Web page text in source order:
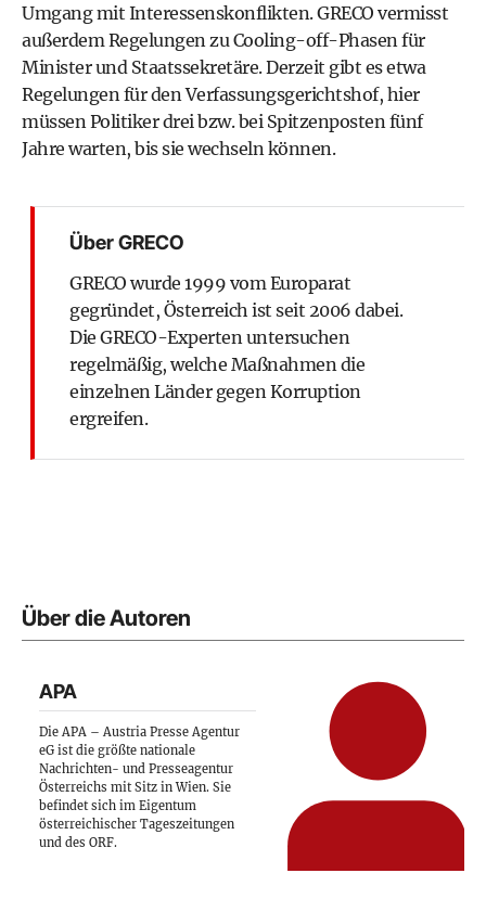
Umgang mit Interessenskonflikten. GRECO vermisst
außerdem Regelungen zu Cooling-off-Phasen für
Minister und Staatssekretäre. Derzeit gibt es etwa
Regelungen für den Verfassungsgerichtshof, hier
müssen Politiker drei bzw. bei Spitzenposten fünf
Jahre warten, bis sie wechseln können.
Über GRECO
GRECO wurde 1999 vom Europarat
gegründet, Österreich ist seit 2006 dabei.
Die GRECO-Experten untersuchen
regelmäßig, welche Maßnahmen die
einzelnen Länder gegen Korruption
ergreifen.
Über die Autoren
APA
Die APA – Austria Presse Agentur
eG ist die größte nationale
Nachrichten- und Presseagentur
Österreichs mit Sitz in Wien. Sie
befindet sich im Eigentum
österreichischer Tageszeitungen
und des ORF.